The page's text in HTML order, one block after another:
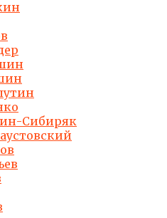
Сибиряк